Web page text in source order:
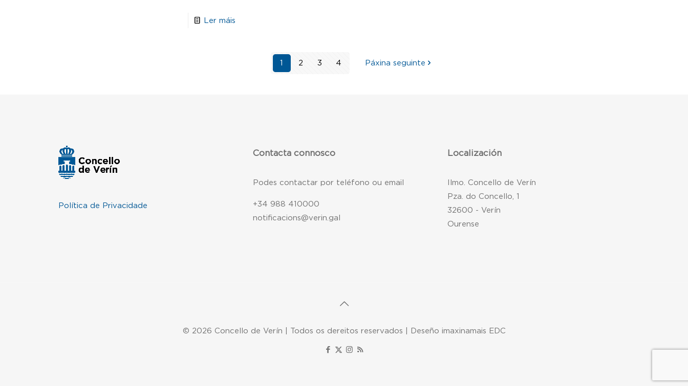
Ler máis
1 2 3 4 Páxina seguinte
Política de Privacidade
Contacta connosco
Podes contactar por teléfono ou email
+34 988 410000
notificacions@verin.gal
Localización
Ilmo. Concello de Verín
Pza. do Concello, 1
32600 - Verín
Ourense
© 2026 Concello de Verín | Todos os dereitos reservados | Deseño imaxinamais EDC